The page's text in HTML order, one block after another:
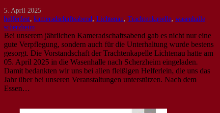
5. April 2025
helferfest, kameradschaftsabend, Lichtenau, Trachtenkapelle, wasenhalle
scherzheim
Bei unserem jährlichen Kameradschaftsabend gab es nicht nur eine
gute Verpflegung, sondern auch für die Unterhaltung wurde bestens
gesorgt. Die Vorstandschaft der Trachtenkapelle Lichtenau hatte am
05. April 2025 in die Wasenhalle nach Scherzheim eingeladen.
Damit bedankten wir uns bei allen fleißigen Helferlein, die uns das
Jahr über bei unseren Veranstaltungen unterstützen. Nach dem
Essen…